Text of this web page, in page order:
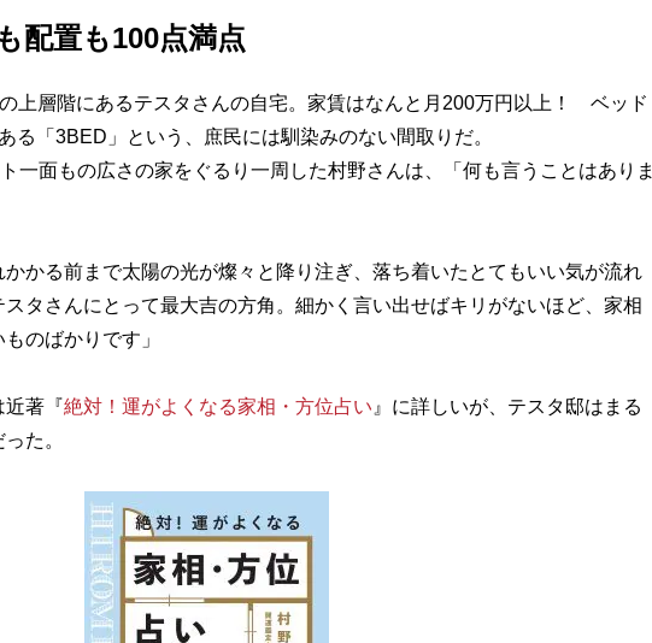
配置も100点満点
上層階にあるテスタさんの自宅。家賃はなんと月200万円以上！ ベッド
る「3BED」という、庶民には馴染みのない間取りだ。
一面もの広さの家をぐるり一周した村野さんは、「何も言うことはありま
かかる前まで太陽の光が燦々と降り注ぎ、落ち着いたとてもいい気が流れ
タさんにとって最大吉の方角。細かく言い出せばキリがないほど、家相
のばかりです」
著『絶対！運がよくなる家相・方位占い 』に詳しいが、テスタ邸はまる
た。